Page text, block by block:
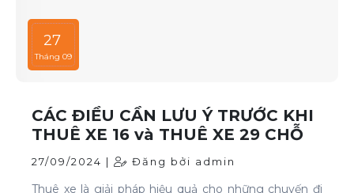
27
Tháng 09
CÁC ĐIỀU CẦN LƯU Ý TRƯỚC KHI
THUÊ XE 16 và THUÊ XE 29 CHỖ
27/09/2024 | Đăng bởi admin
Thuê xe là giải pháp hiệu quả cho những chuyến đi